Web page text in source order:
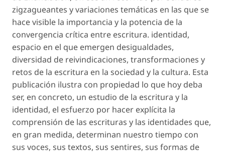
zigzagueantes y variaciones temáticas en las que se
hace visible la importancia y la potencia de la
convergencia crítica entre escritura. identidad,
espacio en el que emergen desigualdades,
diversidad de reivindicaciones, transformaciones y
retos de la escritura en la sociedad y la cultura. Esta
publicación ilustra con propiedad lo que hoy deba
ser, en concreto, un estudio de la escritura y la
identidad, el esfuerzo por hacer explícita la
comprensión de las escrituras y las identidades que,
en gran medida, determinan nuestro tiempo con
sus voces, sus textos, sus sentires, sus formas de